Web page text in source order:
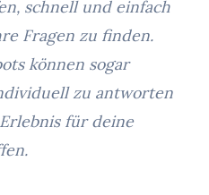
schnell und einfach
Fragen zu finden.
können sogar
zu antworten
für deine